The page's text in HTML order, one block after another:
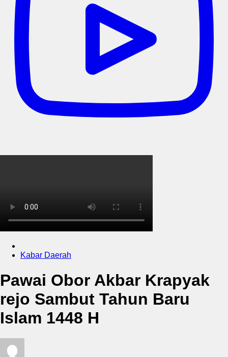
Kabar Daerah
Pawai Obor Akbar Krapyak
rejo Sambut Tahun Baru
Islam 1448 H